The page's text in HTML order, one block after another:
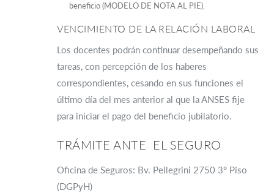
beneficio (MODELO DE NOTA AL PIE).
VENCIMIENTO DE LA RELACIÓN LABORAL
Los docentes podrán continuar desempeñando sus
tareas, con percepción de los haberes
correspondientes, cesando en sus funciones el
último día del mes anterior al que la ANSES fije
para iniciar el pago del beneficio jubilatorio.
TRÁMITE ANTE EL SEGURO
Oficina de Seguros: Bv. Pellegrini 2750 3° Piso
(DGPyH)